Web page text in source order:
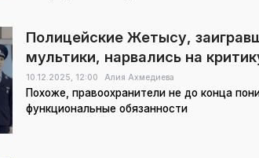
Полицейские Жетысу,
мультики, нарвались на
10.12.2025, 12:00 Алия Ахмедиева
Похоже, правоохранители не до конца
функциональные обязанности